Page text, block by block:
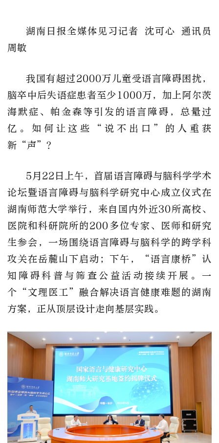
湖南日报全媒体 见习记者 沈可心
通讯员
周敏
我国有超过2000万儿童受语言障碍困扰，
脑卒中后失语症患者至少 1000万，加上阿尔茨
海默症、 帕金森等引发的语言障碍，总量过
亿。如何让这些
“说不出口”的人重获
新 “声” ？
5月22日上午，首届语言障碍与脑科学学术
论坛暨语言障碍与脑科学研究中心成立仪式在
湖南师范大学举行，来自国内外近30所高校、
医院和科研院所的200多位专家、医师和研究
生参会，一场围绕语言障碍与脑科学的跨学科
攻关在岳麓山下启动；下午，“语言康桥”认
知障碍科普与筛查公益活动接续开展。一
个“文理医工”融合解决语言健康难题的湖南
方案，正从顶层设计走向基层实践。